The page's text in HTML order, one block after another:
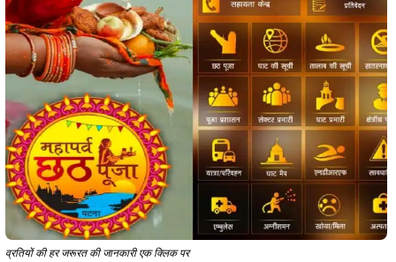
व्रतियों की हर जरूरत की जानकारी एक क्लिक पर